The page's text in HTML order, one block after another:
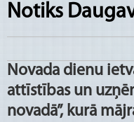
Notiks
Novada dienu
attīstības un
novadā”, kurā